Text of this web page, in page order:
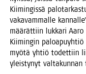
Kii­min­gis­sä
vaka­vam­mal­le
mää­rät­tiin luk­ka­ri Aaro
Kii­min­gin
myö­tä yhtiö todet­tiin
yleis­ty­nyt val­ta­kun­nan